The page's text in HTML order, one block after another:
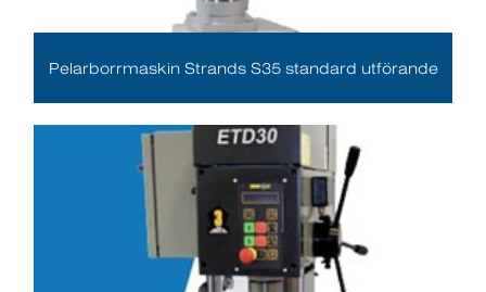
Pelarborrmaskin Strands S35 standard utförande